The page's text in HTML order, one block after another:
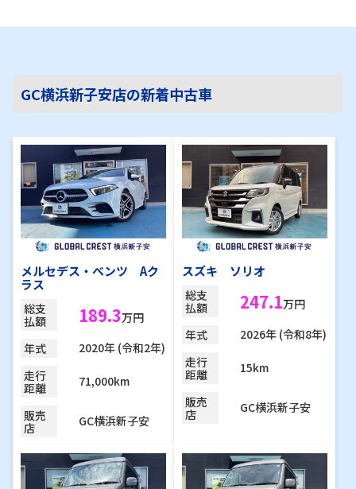
GC横浜新子安店の新着中古車
メルセデス・ベンツ Aク
ラス
総支
払額
189.3万円
年式
2020年 (令和2年)
走行
距離
71,000km
販売
店
GC横浜新子安
スズキ ソリオ
総支
払額
247.1万円
年式
2026年 (令和8年)
走行
距離
15km
販売
店
GC横浜新子安